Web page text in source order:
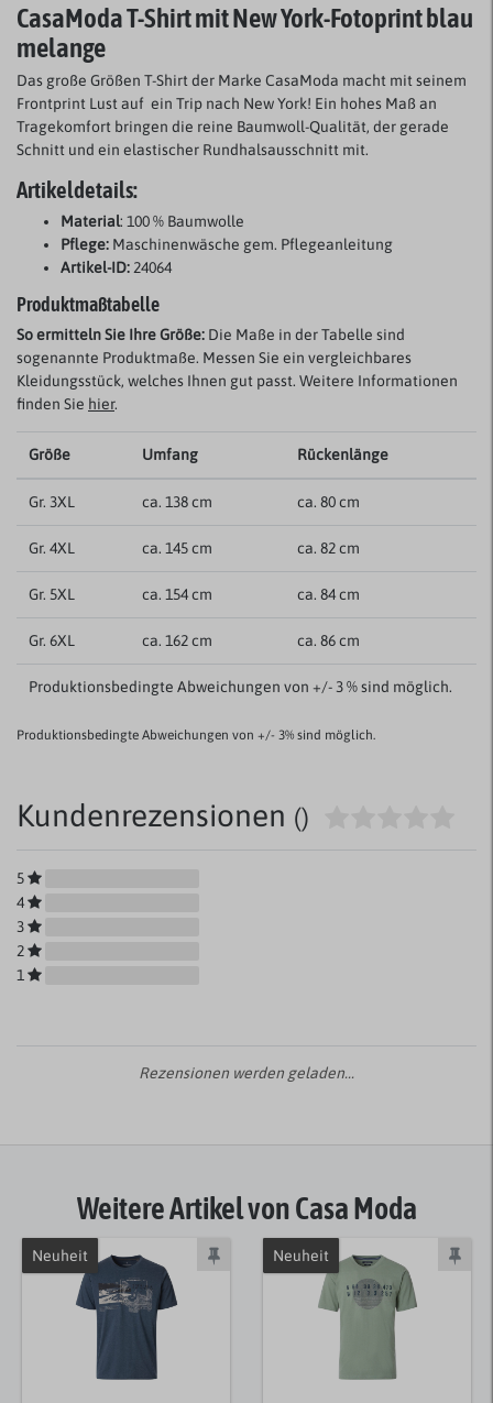
CasaModa T-Shirt mit New York-Fotoprint blau
melange
Das große Größen T-Shirt der Marke CasaModa macht mit seinem
Frontprint Lust auf ein Trip nach New York! Ein hohes Maß an
Tragekomfort bringen die reine Baumwoll-Qualität, der gerade
Schnitt und ein elastischer Rundhalsausschnitt mit.
Artikeldetails:
Material: 100 % Baumwolle
Pflege: Maschinenwäsche gem. Pflegeanleitung
Artikel-ID:24064
Produktmaßtabelle
So ermitteln Sie Ihre Größe: Die Maße in der Tabelle sind
sogenannte Produktmaße. Messen Sie ein vergleichbares
Kleidungsstück, welches Ihnen gut passt. Weitere Informationen
finden Sie hier.
Größe Umfang Rückenlänge
Gr. 3XL ca. 138 cm ca. 80 cm
Gr. 4XL ca. 145 cm ca. 82 cm
Gr. 5XL ca. 154 cm ca. 84 cm
Gr. 6XL ca. 162 cm ca. 86 cm
Produktionsbedingte Abweichungen von +/- 3 % sind möglich.
Produktionsbedingte Abweichungen von +/- 3% sind möglich.
Kundenrezensionen ()
5
4
3
2
1
Rezensionen werden geladen...
Weitere Artikel von Casa Moda
Neuheit Neuheit